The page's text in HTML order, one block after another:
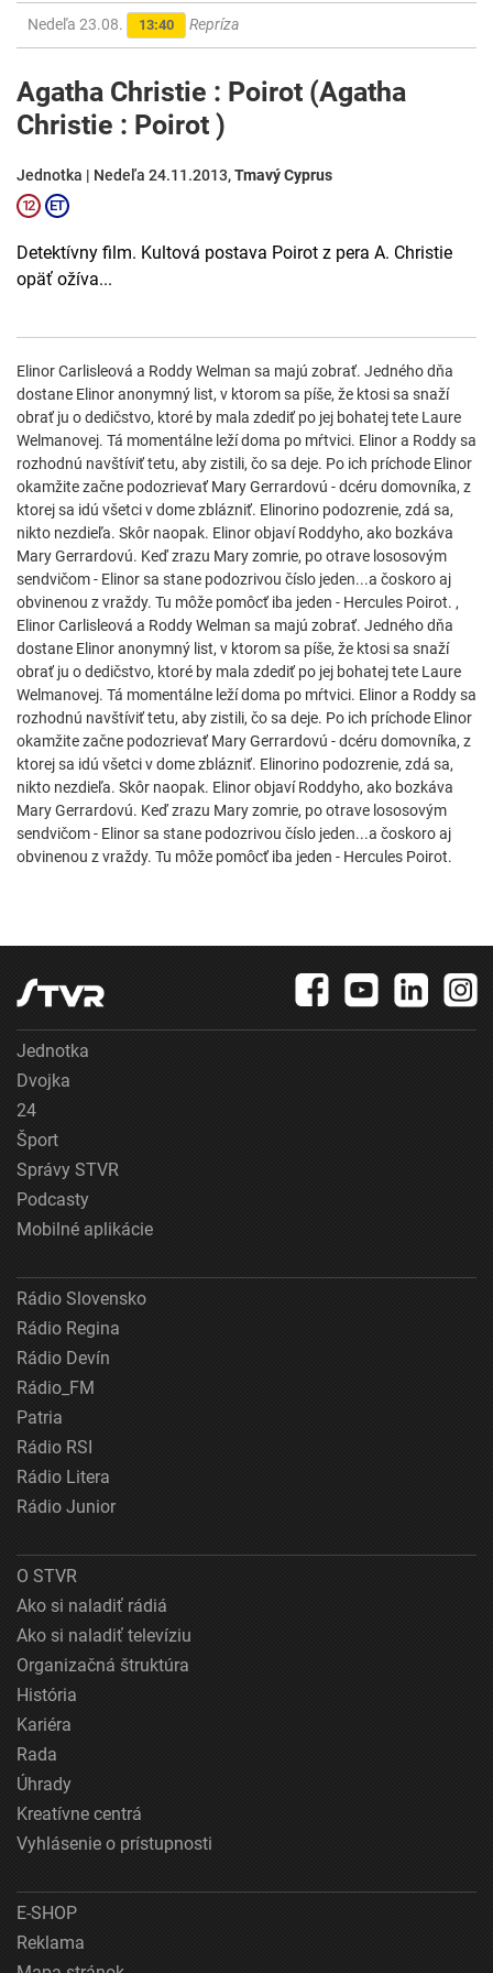
Nedeľa 23.08. 13:40 Repríza
Agatha Christie : Poirot (Agatha
Christie : Poirot )
Jednotka | Nedeľa 24.11.2013,Tmavý Cyprus
Detektívny film. Kultová postava Poirot z pera A. Christie
opäť ožíva...
Elinor Carlisleová a Roddy Welman sa majú zobrať. Jedného dňa
dostane Elinor anonymný list, v ktorom sa píše, že ktosi sa snaží
obrať ju o dedičstvo, ktoré by mala zdediť po jej bohatej tete Laure
Welmanovej. Tá momentálne leží doma po mŕtvici. Elinor a Roddy sa
rozhodnú navštíviť tetu, aby zistili, čo sa deje. Po ich príchode Elinor
okamžite začne podozrievať Mary Gerrardovú - dcéru domovníka, z
ktorej sa idú všetci v dome zblázniť. Elinorino podozrenie, zdá sa,
nikto nezdieľa. Skôr naopak. Elinor objaví Roddyho, ako bozkáva
Mary Gerrardovú. Keď zrazu Mary zomrie, po otrave lososovým
sendvičom - Elinor sa stane podozrivou číslo jeden...a čoskoro aj
obvinenou z vraždy. Tu môže pomôcť iba jeden - Hercules Poirot. ,
Elinor Carlisleová a Roddy Welman sa majú zobrať. Jedného dňa
dostane Elinor anonymný list, v ktorom sa píše, že ktosi sa snaží
obrať ju o dedičstvo, ktoré by mala zdediť po jej bohatej tete Laure
Welmanovej. Tá momentálne leží doma po mŕtvici. Elinor a Roddy sa
rozhodnú navštíviť tetu, aby zistili, čo sa deje. Po ich príchode Elinor
okamžite začne podozrievať Mary Gerrardovú - dcéru domovníka, z
ktorej sa idú všetci v dome zblázniť. Elinorino podozrenie, zdá sa,
nikto nezdieľa. Skôr naopak. Elinor objaví Roddyho, ako bozkáva
Mary Gerrardovú. Keď zrazu Mary zomrie, po otrave lososovým
sendvičom - Elinor sa stane podozrivou číslo jeden...a čoskoro aj
obvinenou z vraždy. Tu môže pomôcť iba jeden - Hercules Poirot.
Jednotka
Dvojka
24
Šport
Správy STVR
Podcasty
Mobilné aplikácie
Rádio Slovensko
Rádio Regina
Rádio Devín
Rádio_FM
Patria
Rádio RSI
Rádio Litera
Rádio Junior
O STVR
Ako si naladiť rádiá
Ako si naladiť televíziu
Organizačná štruktúra
História
Kariéra
Rada
Úhrady
Kreatívne centrá
Vyhlásenie o prístupnosti
E-SHOP
Reklama